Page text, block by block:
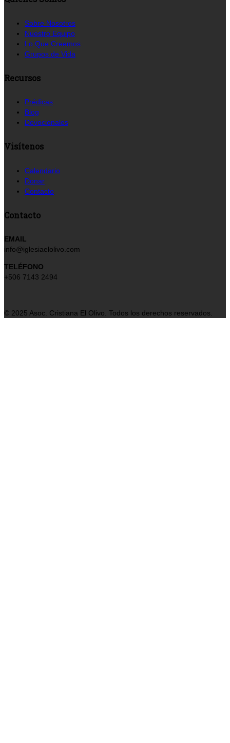
Sobre Nosotros
Nuestro Equipo
Lo Que Creemos
Grupos de Vida
Recursos
Prédicas
Blog
Devocionales
Visítenos
Calendario
Donar
Contacto
Contacto
EMAIL
info@iglesiaelolivo.com
TELÉFONO
+506 7143 2494
© 2025 Asoc. Cristiana El Olivo. Todos los derechos reservados.